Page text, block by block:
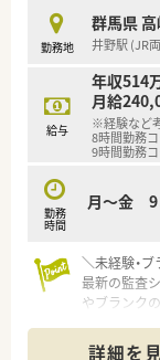
勤務地
群馬県
井野駅 (JR
給与
年収514
月給
※経験など
8時間勤務コ
9時間勤務コ
勤務
時間
月～金 9
＼未経験・
最新の監査
やブランク
＊
詳細を